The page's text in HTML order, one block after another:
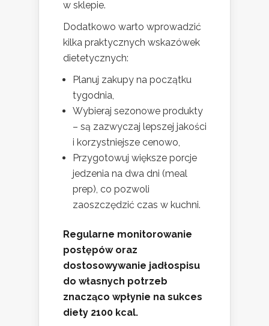
w sklepie.
Dodatkowo warto wprowadzić
kilka praktycznych wskazówek
dietetycznych:
Planuj zakupy na początku
tygodnia,
Wybieraj sezonowe produkty
– są zazwyczaj lepszej jakości
i korzystniejsze cenowo,
Przygotowuj większe porcje
jedzenia na dwa dni (meal
prep), co pozwoli
zaoszczędzić czas w kuchni.
Regularne monitorowanie
postępów oraz
dostosowywanie jadłospisu
do własnych potrzeb
znacząco wpłynie na sukces
diety 2100 kcal.